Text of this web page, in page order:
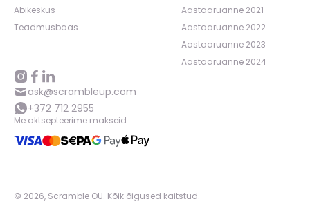
Abikeskus
Teadmusbaas
Aastaaruanne 2021
Aastaaruanne 2022
Aastaaruanne 2023
Aastaaruanne 2024
ask@scrambleup.com
+372 712 2955
Me aktsepteerime makseid
© 2026, Scramble OÜ. Kõik õigused kaitstud.